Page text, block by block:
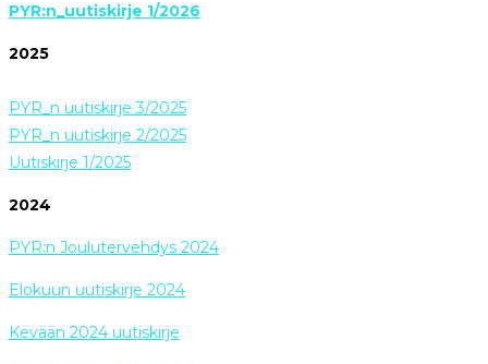
PYR:n_uutiskirje 1/2026
2025
PYR_n uutiskirje 3/2025
PYR_n uutiskirje 2/2025
Uutiskirje 1/2025
2024
PYR:n Joulutervehdys 2024
Elokuun uutiskirje 2024
Kevään 2024 uutiskirje